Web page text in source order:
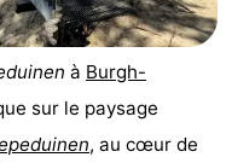
à Burgh-
sur le paysage
, au cœur de